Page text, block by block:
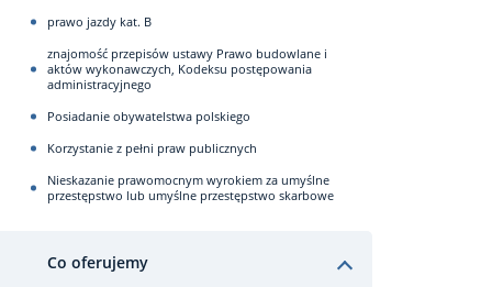
prawo jazdy kat. B
znajomość przepisów ustawy Prawo budowlane i
aktów wykonawczych, Kodeksu postępowania
administracyjnego
Posiadanie obywatelstwa polskiego
Korzystanie z pełni praw publicznych
Nieskazanie prawomocnym wyrokiem za umyślne
przestępstwo lub umyślne przestępstwo skarbowe
Co oferujemy